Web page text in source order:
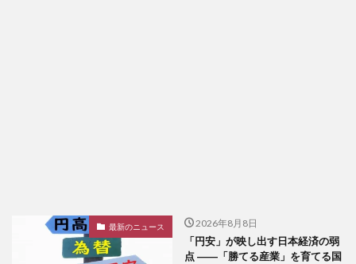
最新のニュース 2026年8月8日
「円安」が映し出す日本経済の弱
点 ――「勝てる産業」を育てる国